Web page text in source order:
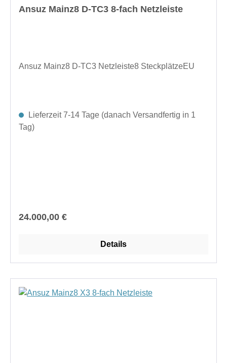
Ansuz Mainz8 D-TC3 8-fach Netzleiste
Ansuz Mainz8 D-TC3 Netzleiste8 SteckplätzeEU
Lieferzeit 7-14 Tage (danach Versandfertig in 1
Tag)
Regulärer Preis:
24.000,00 €
Details